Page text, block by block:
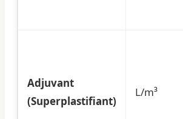
Adjuvant
(Superplastifiant)
L/m³